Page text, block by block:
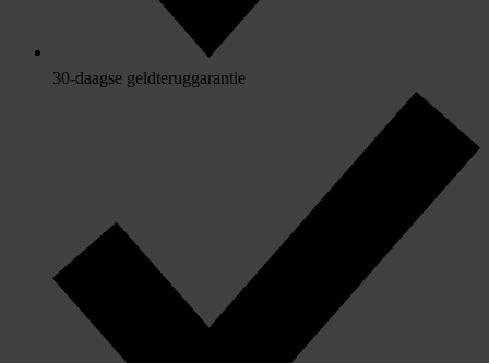
30-daagse geldteruggarantie